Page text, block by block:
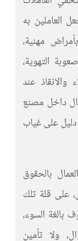
العاملين به
مهنية،
التهوية،
والانقاذ عند
داخل مصنع
دليل على غياب
بالحقوق
على قلة تلك
السوء،
ولا تأمين